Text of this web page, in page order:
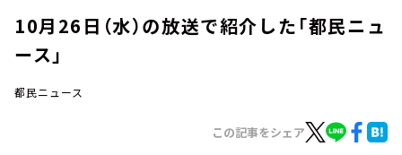
10月26日（水）の放送で紹介した「都民ニュ
ース」
都民ニュース
この記事をシェア